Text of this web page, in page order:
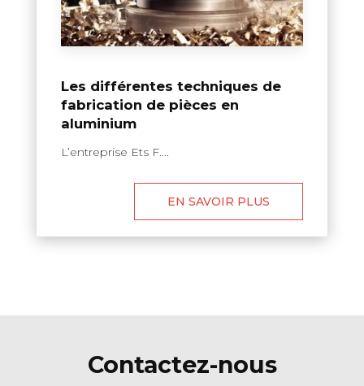
Les différentes techniques de
fabrication de pièces en
aluminium
L’entreprise Ets F....
EN SAVOIR PLUS
Contactez-nous